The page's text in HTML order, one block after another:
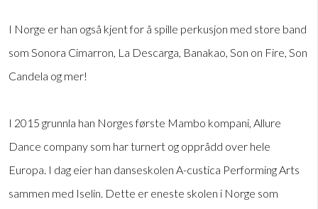
I Norge er han også kjent for å spille perkusjon med store band
som Sonora Cimarron, La Descarga, Banakao, Son on Fire, Son
Candela og mer!
I 2015 grunnla han Norges første Mambo kompani, Allure
Dance company som har turnert og opprådd over hele
Europa. I dag eier han danseskolen A-custica Performing Arts
sammen med Iselin. Dette er eneste skolen i Norge som